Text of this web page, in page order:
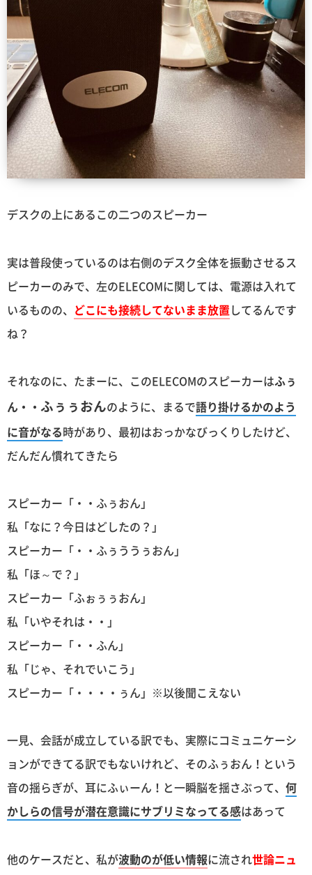
デスクの上にあるこの二つのスピーカー
実は普段使っているのは右側のデスク全体を振動させるス
ピーカーのみで、左のELECOMに関しては、電源は入れて
いるものの、 どこにも接続してないまま放置してるんです
ね？
それなのに、たまーに、このELECOMのスピーカーはふぅ
ん・・ ふぅぅおんのように、まるで語り掛けるかのよう
に音がなる時があり、最初はおっかなびっくりしたけど、
だんだん慣れてきたら
スピーカー「・・ふぅおん」
私「なに？今日はどしたの？」
スピーカー「・・ふぅううぅおん」
私「ほ～で？」
スピーカー「ふぉぅぅおん」
私「いやそれは・・」
スピーカー「・・ふん」
私「じゃ、それでいこう」
スピーカー「・・・・ぅん」※以後聞こえない
一見、会話が成立している訳でも、実際にコミュニケーシ
ョンができてる訳でもないけれど、そのふぅおん！という
音の揺らぎが、耳にふぃーん！と一瞬脳を揺さぶって、 何
かしらの信号が潜在意識にサブリミなってる感はあって
他のケースだと、私が波動のが低い情報に流され世論ニュ